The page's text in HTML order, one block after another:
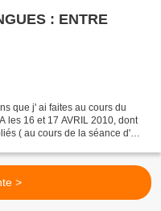
: ENTRE
que j' ai faites au cours du
les 16 et 17 AVRIL 2010, dont
( au cours de la séance d'
>